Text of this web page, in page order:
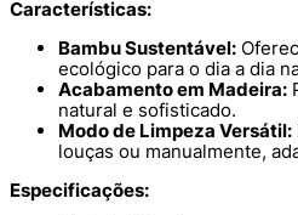
Características:
Bambu Sustentável:
ecológico para o dia a dia
Acabamento em Madeira:
natural e sofisticado.
Modo de Limpeza Versátil:
louças ou manualmente,
Especificações: